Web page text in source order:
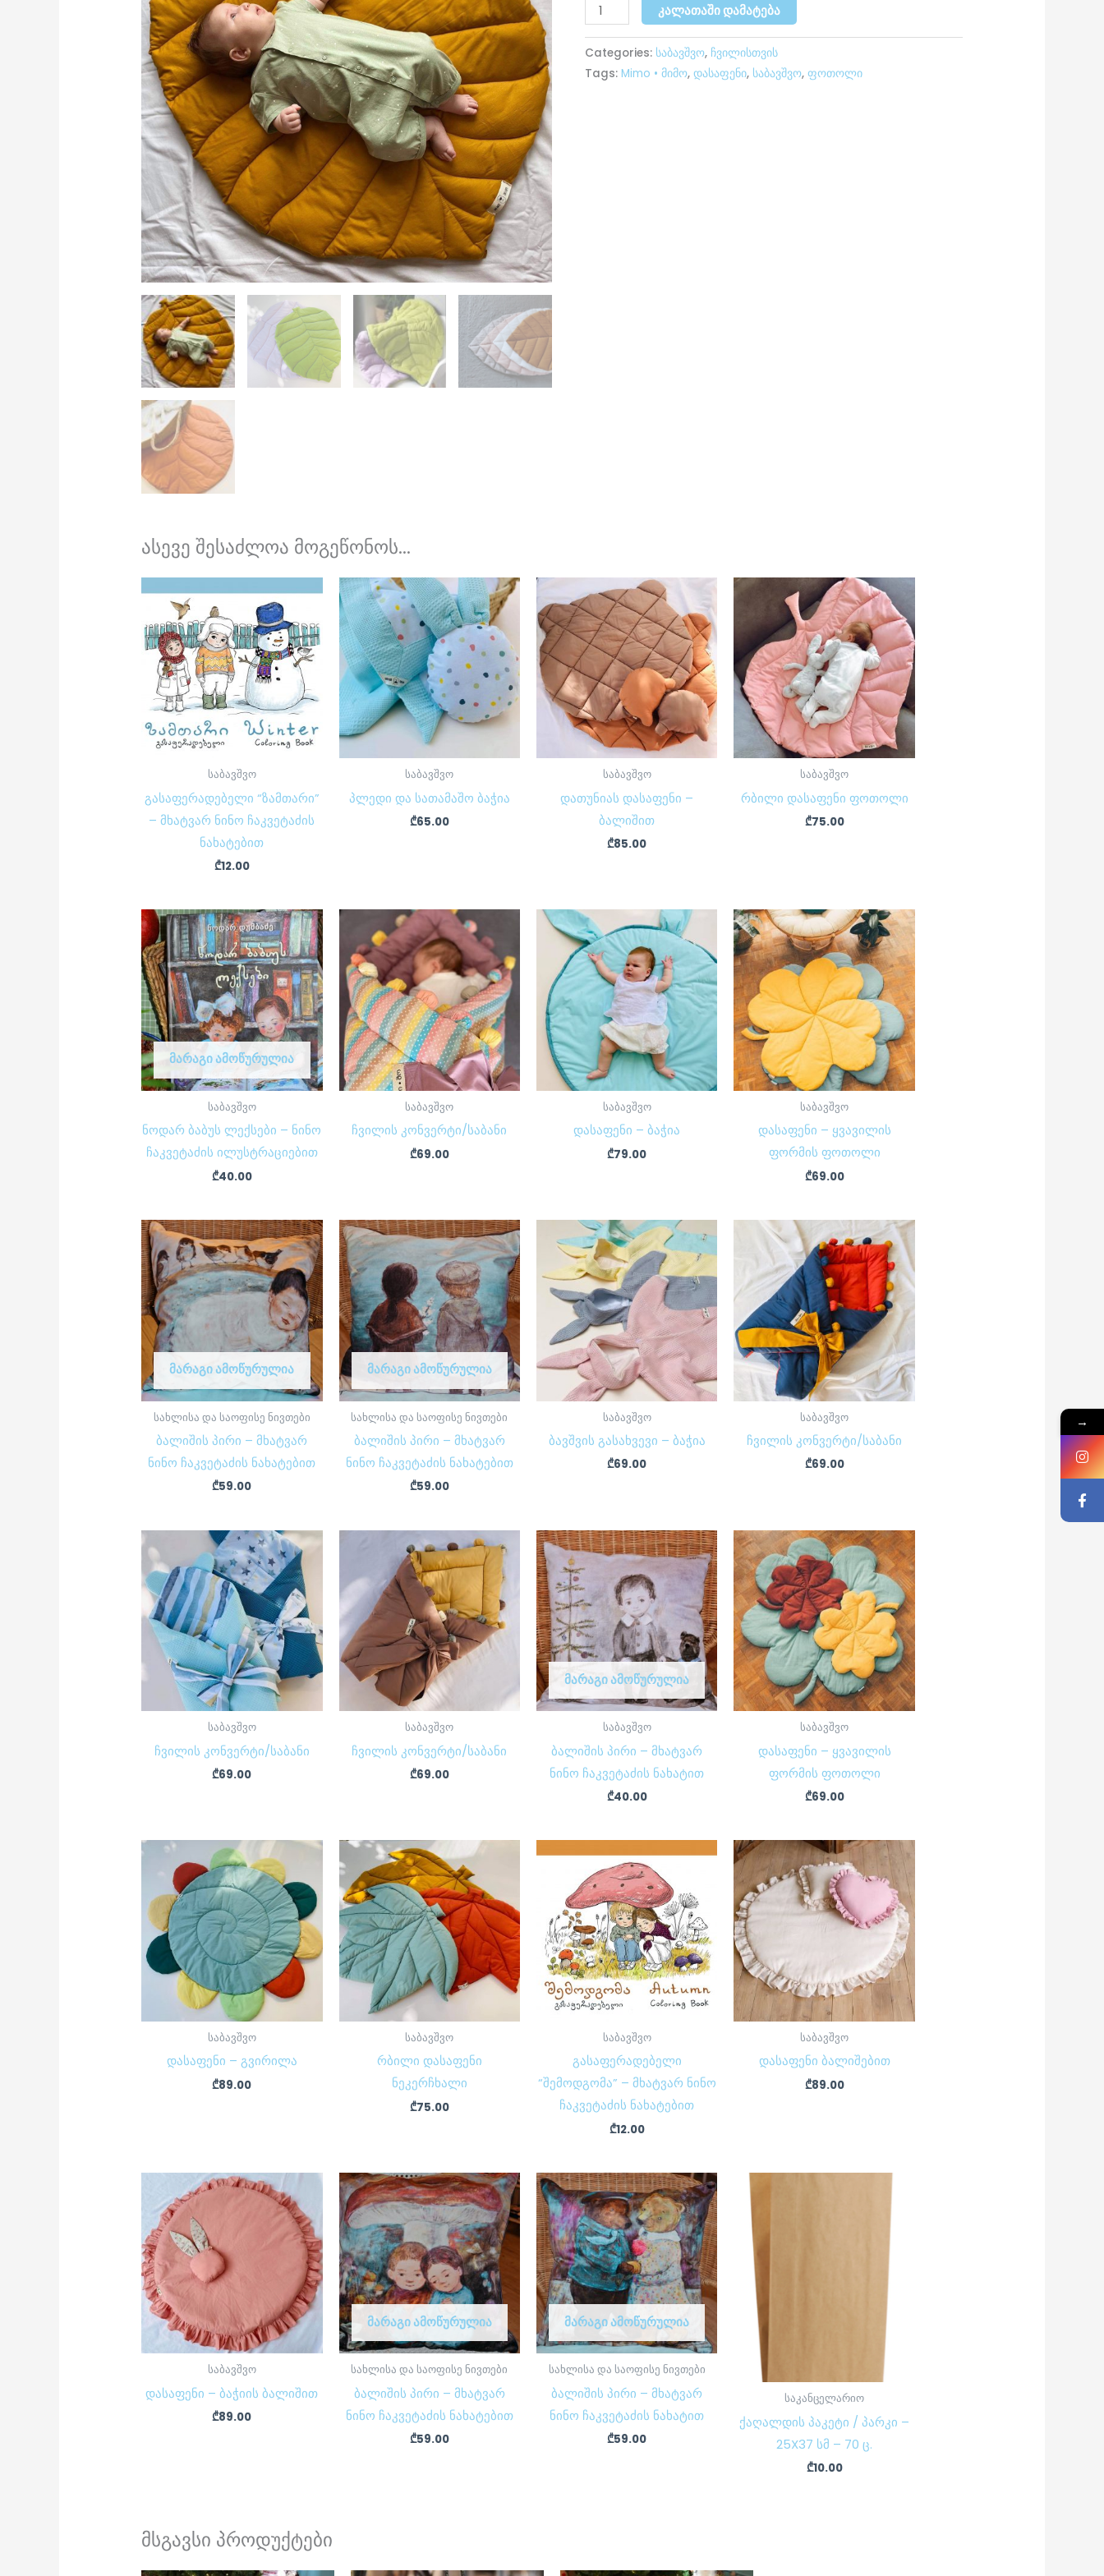
ᲙᲐᲚᲐᲗᲐᲨᲘ ᲓᲐᲛᲐᲢᲔᲑᲐ
Categories: საბავშვო, ჩვილისთვის
Tags: Mimo • მიმო, დასაფენი, საბავშვო, ფოთოლი
ასევე შესაძლოა მოგეწონოს...
საბავშვო
გასაფერადებელი “ზამთარი”
– მხატვარ ნინო ჩაკვეტაძის
ნახატებით
₾12.00
საბავშვო
პლედი და სათამაშო ბაჭია
₾65.00
საბავშვო
დათუნიას დასაფენი –
ბალიშით
₾85.00
საბავშვო
რბილი დასაფენი ფოთოლი
₾75.00
ᲛᲐᲠᲐᲒᲘ ᲐᲛᲝᲬᲣᲠᲣᲚᲘᲐ
საბავშვო
ნოდარ ბაბუს ლექსები – ნინო
ჩაკვეტაძის ილუსტრაციებით
₾40.00
საბავშვო
ჩვილის კონვერტი/საბანი
₾69.00
საბავშვო
დასაფენი – ბაჭია
₾79.00
საბავშვო
დასაფენი – ყვავილის
ფორმის ფოთოლი
₾69.00
ᲛᲐᲠᲐᲒᲘ ᲐᲛᲝᲬᲣᲠᲣᲚᲘᲐ
სახლისა და საოფისე ნივთები
ბალიშის პირი – მხატვარ
ნინო ჩაკვეტაძის ნახატებით
₾59.00
ᲛᲐᲠᲐᲒᲘ ᲐᲛᲝᲬᲣᲠᲣᲚᲘᲐ
სახლისა და საოფისე ნივთები
ბალიშის პირი – მხატვარ
ნინო ჩაკვეტაძის ნახატებით
₾59.00
საბავშვო
ბავშვის გასახვევი – ბაჭია
₾69.00
საბავშვო
ჩვილის კონვერტი/საბანი
₾69.00
საბავშვო
ჩვილის კონვერტი/საბანი
₾69.00
საბავშვო
ჩვილის კონვერტი/საბანი
₾69.00
ᲛᲐᲠᲐᲒᲘ ᲐᲛᲝᲬᲣᲠᲣᲚᲘᲐ
საბავშვო
ბალიშის პირი – მხატვარ
ნინო ჩაკვეტაძის ნახატით
₾40.00
საბავშვო
დასაფენი – ყვავილის
ფორმის ფოთოლი
₾69.00
საბავშვო
დასაფენი – გვირილა
₾89.00
საბავშვო
რბილი დასაფენი
ნეკერჩხალი
₾75.00
საბავშვო
გასაფერადებელი
“შემოდგომა” – მხატვარ ნინო
ჩაკვეტაძის ნახატებით
₾12.00
საბავშვო
დასაფენი ბალიშებით
₾89.00
საბავშვო
დასაფენი – ბაჭიის ბალიშით
₾89.00
ᲛᲐᲠᲐᲒᲘ ᲐᲛᲝᲬᲣᲠᲣᲚᲘᲐ
სახლისა და საოფისე ნივთები
ბალიშის პირი – მხატვარ
ნინო ჩაკვეტაძის ნახატებით
₾59.00
ᲛᲐᲠᲐᲒᲘ ᲐᲛᲝᲬᲣᲠᲣᲚᲘᲐ
სახლისა და საოფისე ნივთები
ბალიშის პირი – მხატვარ
ნინო ჩაკვეტაძის ნახატით
₾59.00
საკანცელარიო
ქაღალდის პაკეტი / პარკი –
25X37 სმ – 70 ც.
₾10.00
მსგავსი პროდუქტები
→